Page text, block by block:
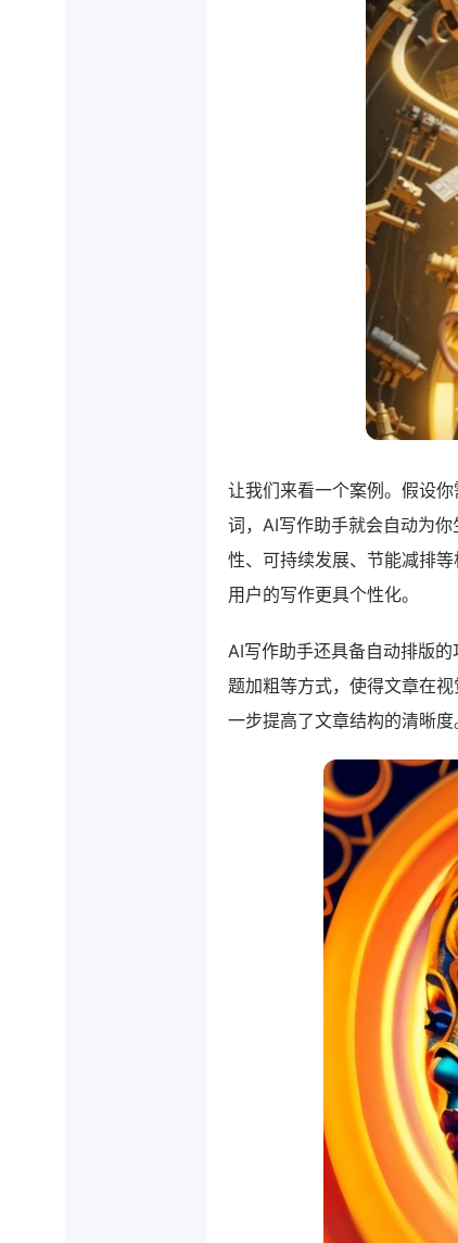
让我们来看一个案例。假设
词，AI写作助手就会自动为
性、可持续发展、节能减排
用户的写作更具个性化。
AI写作助手还具备自动排版
题加粗等方式，使得文章在
一步提高了文章结构的清晰度